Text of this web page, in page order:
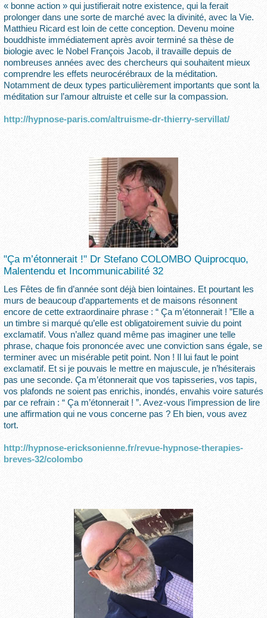
« bonne action » qui justifierait notre existence, qui la ferait
prolonger dans une sorte de marché avec la divinité, avec la Vie.
Matthieu Ricard est loin de cette conception. Devenu moine
bouddhiste immédiatement après avoir terminé sa thèse de
biologie avec le Nobel François Jacob, il travaille depuis de
nombreuses années avec des chercheurs qui souhaitent mieux
comprendre les effets neurocérébraux de la méditation.
Notamment de deux types particulièrement importants que sont la
méditation sur l’amour altruiste et celle sur la compassion.
http://hypnose-paris.com/altruisme-dr-thierry-servillat/
"Ça m’étonnerait !" Dr Stefano COLOMBO Quiprocquo,
Malentendu et Incommunicabilité 32
Les Fêtes de fin d’année sont déjà bien lointaines. Et pourtant les
murs de beaucoup d’appartements et de maisons résonnent
encore de cette extraordinaire phrase : “ Ça m’étonnerait ! ”Elle a
un timbre si marqué qu’elle est obligatoirement suivie du point
exclamatif. Vous n’allez quand même pas imaginer une telle
phrase, chaque fois prononcée avec une conviction sans égale, se
terminer avec un misérable petit point. Non ! Il lui faut le point
exclamatif. Et si je pouvais le mettre en majuscule, je n’hésiterais
pas une seconde. Ça m’étonnerait que vos tapisseries, vos tapis,
vos plafonds ne soient pas enrichis, inondés, envahis voire saturés
par ce refrain : “ Ça m’étonnerait ! ”. Avez-vous l’impression de lire
une affirmation qui ne vous concerne pas ? Eh bien, vous avez
tort.
http://hypnose-ericksonienne.fr/revue-hypnose-therapies-
breves-32/colombo